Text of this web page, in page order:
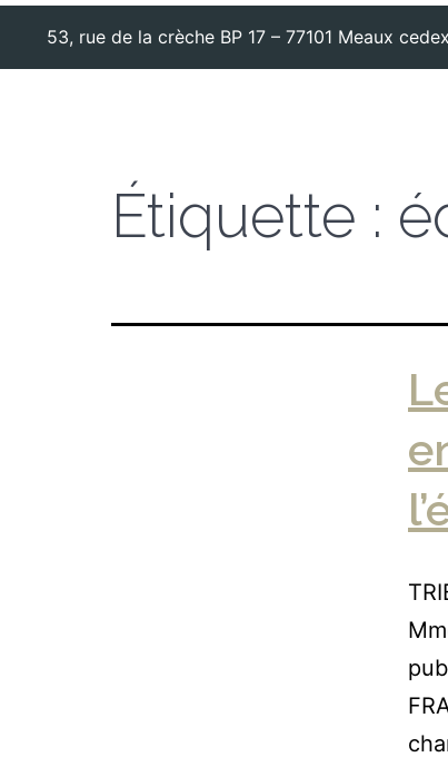
53, rue de la crèche BP 17 – 77101 Meaux cedex
Étiquette :